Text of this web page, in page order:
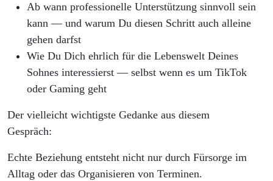
Ab wann professionelle Unterstützung sinnvoll sein
kann — und warum Du diesen Schritt auch alleine
gehen darfst
Wie Du Dich ehrlich für die Lebenswelt Deines
Sohnes interessierst — selbst wenn es um TikTok
oder Gaming geht
Der vielleicht wichtigste Gedanke aus diesem
Gespräch:
Echte Beziehung entsteht nicht nur durch Fürsorge im
Alltag oder das Organisieren von Terminen.